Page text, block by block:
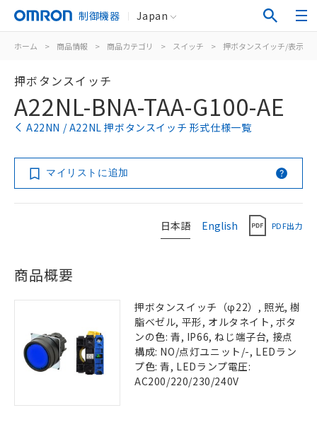
制御機器 Japan
ホーム > 商品情報 > 商品カテゴリ > スイッチ > 押ボタンスイッチ/表示灯
押ボタンスイッチ
A22NL-BNA-TAA-G100-AE
A22NN / A22NL 押ボタンスイッチ 形式仕様一覧
マイリストに追加
日本語 English PDF出力
商品概要
押ボタンスイッチ（φ22）, 照光, 樹
脂ベゼル, 平形, オルタネイト, ボタ
ンの色: 青, IP66, ねじ端子台, 接点
構成: NO/点灯ユニット/-, LEDラン
プ色: 青, LEDランプ電圧:
AC200/220/230/240V